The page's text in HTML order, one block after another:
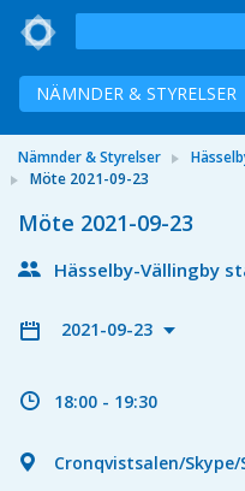
NÄMNDER & STYRELSER
Nämnder & Styrelser
Möte 2021-09-23
Möte 2021-09-23
Hässelby-Vällingby
2021-09-23
18:00 - 19:30
Cronqvistsalen/